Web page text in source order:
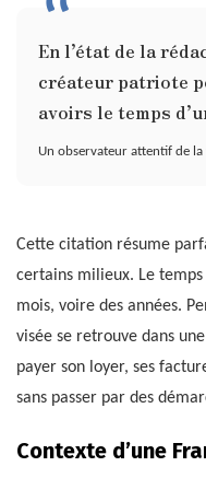
En l’état de la
créateur patriote
avoirs le temps
Un observateur attentif de
Cette citation résume
certains milieux. Le temps
mois, voire des années.
visée se retrouve dans
payer son loyer, ses
sans passer par des
Contexte d’une